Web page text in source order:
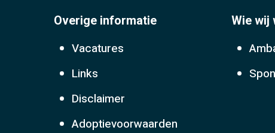
Overige informatie
Vacatures
Links
Disclaimer
Adoptievoorwaarden
Wie wij